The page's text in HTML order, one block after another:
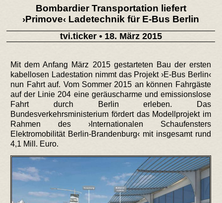
Bombardier Transportation liefert
›Primove‹ Ladetechnik für E-Bus Berlin
tvi.ticker• 18. März 2015
Mit dem Anfang März 2015 gestarteten Bau der ersten
kabellosen Ladestation nimmt das Projekt ›E-Bus Berlin‹
nun Fahrt auf. Vom Sommer 2015 an können Fahrgäste
auf der Linie 204 eine geräuscharme und emissionslose
Fahrt durch Berlin erleben. Das
Bundesverkehrsministerium fördert das Modellprojekt im
Rahmen des ›Internationalen Schaufensters
Elektromobilität Berlin-Brandenburg‹ mit insgesamt rund
4,1 Mill. Euro.